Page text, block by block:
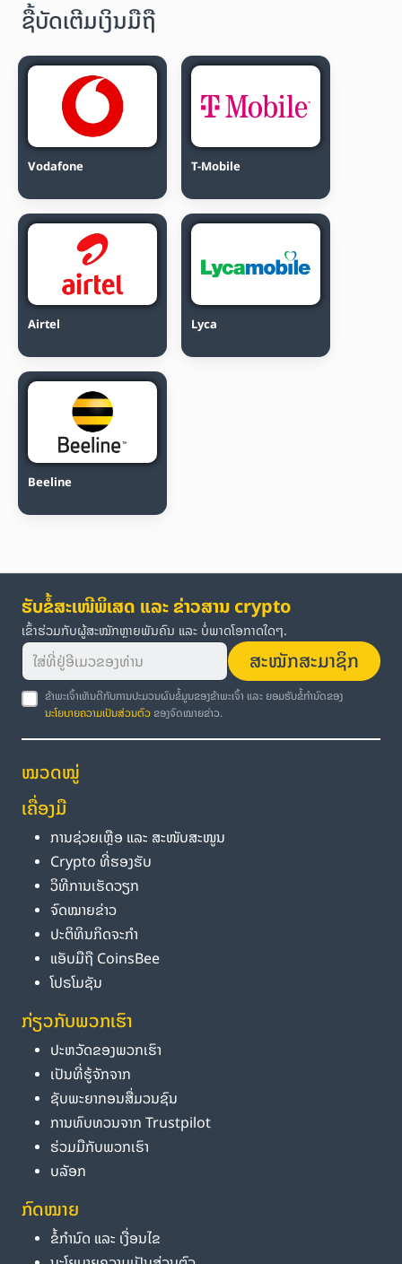
ຊື້ບັດເຕີມເງິນມືຖື
Vodafone T-Mobile
Airtel Lyca
Beeline
ຮັບຂໍ້ສະເໜີພິເສດ ແລະ ຂ່າວສານ crypto
ເຂົ້າຮ່ວມກັບຜູ້ສະໝັກຫຼາຍພັນຄົນ ແລະ ບໍ່ພາດໂອກາດໃດໆ.
ສະໝັກສະມາຊິກ
ຂ້າພະເຈົ້າເຫັນດີກັບການປະມວນຜົນຂໍ້ມູນຂອງຂ້າພະເຈົ້າ ແລະ ຍອມຮັບຂໍ້ກຳນົດຂອງ
ນະໂຍບາຍຄວາມເປັນສ່ວນຕົວ ຂອງຈົດໝາຍຂ່າວ.
ໝວດໝູ່
ເຄື່ອງມື
ການຊ່ວຍເຫຼືອ ແລະ ສະໜັບສະໜູນ
Crypto ທີ່ຮອງຮັບ
ວິທີການເຮັດວຽກ
ຈົດໝາຍຂ່າວ
ປະຕິທິນກິດຈະກຳ
ແອັບມືຖື CoinsBee
ໂປຣໂມຊັນ
ກ່ຽວກັບພວກເຮົາ
ປະຫວັດຂອງພວກເຮົາ
ເປັນທີ່ຮູ້ຈັກຈາກ
ຊັບພະຍາກອນສື່ມວນຊົນ
ການທົບທວນຈາກ Trustpilot
ຮ່ວມມືກັບພວກເຮົາ
ບລັອກ
ກົດໝາຍ
ຂໍ້ກຳນົດ ແລະ ເງື່ອນໄຂ